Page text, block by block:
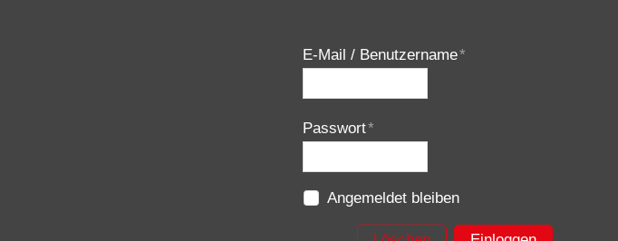
E-Mail / Benutzername*
Passwort*
Angemeldet bleiben